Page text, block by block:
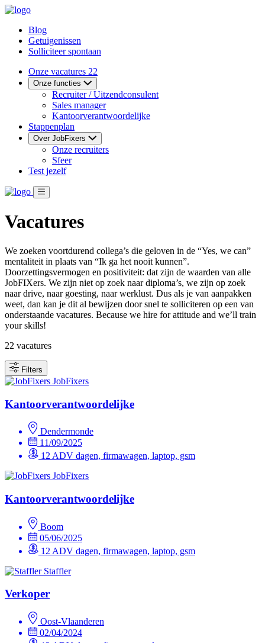
Blog
Getuigenissen
Solliciteer spontaan
Onze vacatures 22
Onze functies
Recruiter / Uitzendconsulent
Sales manager
Kantoorverantwoordelijke
Stappenplan
Over JobFixers
Onze recruiters
Sfeer
Test jezelf
Vacatures
We zoeken voortdurend collega’s die geloven in de “Yes, we can”
mentaliteit in plaats van “Ik ga het nooit kunnen”.
Doorzettingsvermogen en positiviteit: dat zijn de waarden van alle
JobFIXers. We zijn niet op zoek naar diploma’s, we zijn op zoek
naar drive, naar goesting, naar werklust. Dus als je van aanpakken
weet, dan kan je dit al bewijzen door snel te solliciteren op een van
onderstaande vacatures. Because we hire for attitude and we’ll train
your skills!
22 vacatures
Filters
JobFixers
Kantoorverantwoordelijke
Dendermonde
11/09/2025
12 ADV dagen, firmawagen, laptop, gsm
JobFixers
Kantoorverantwoordelijke
Boom
05/06/2025
12 ADV dagen, firmawagen, laptop, gsm
Staffler
Verkoper
Oost-Vlaanderen
02/04/2024